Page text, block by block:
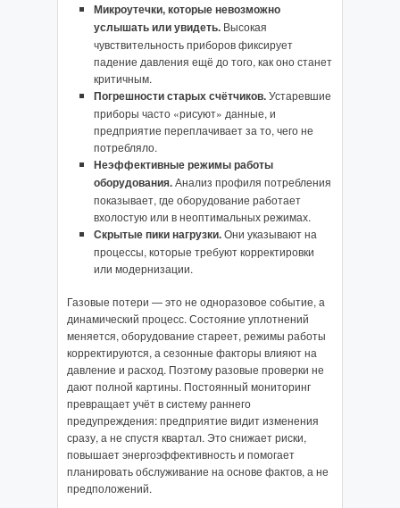
Микроутечки, которые невозможно
услышать или увидеть. Высокая
чувствительность приборов фиксирует
падение давления ещё до того, как оно станет
критичным.
Погрешности старых счётчиков.Устаревшие
приборы часто «рисуют» данные, и
предприятие переплачивает за то, чего не
потребляло.
Неэффективные режимы работы
оборудования.Анализ профиля потребления
показывает, где оборудование работает
вхолостую или в неоптимальных режимах.
Скрытые пики нагрузки.Они указывают на
процессы, которые требуют корректировки
или модернизации.
Газовые потери — это не одноразовое событие, а
динамический процесс. Состояние уплотнений
меняется, оборудование стареет, режимы работы
корректируются, а сезонные факторы влияют на
давление и расход. Поэтому разовые проверки не
дают полной картины. Постоянный мониторинг
превращает учёт в систему раннего
предупреждения: предприятие видит изменения
сразу, а не спустя квартал. Это снижает риски,
повышает энергоэффективность и помогает
планировать обслуживание на основе фактов, а не
предположений.